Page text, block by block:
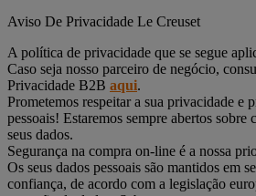
Aviso De Privacidade Le Creuset
A política de privacidade que se segue
Caso seja nosso parceiro de negócio,
Privacidade B2B aqui.
Prometemos respeitar a sua privacidade e
pessoais! Estaremos sempre abertos sobre
seus dados.
Segurança na compra on-line é a nossa
Os seus dados pessoais são mantidos em
confiança, de acordo com a legislação